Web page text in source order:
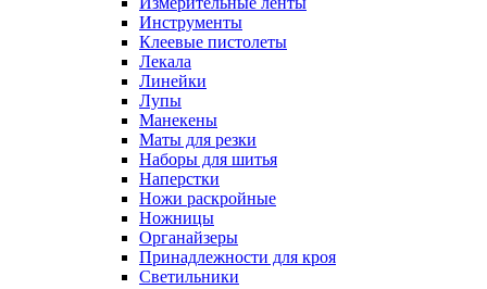
Инструменты
Клеевые пистолеты
Лекала
Линейки
Лупы
Манекены
Маты для резки
Наборы для шитья
Наперстки
Ножи раскройные
Ножницы
Органайзеры
Принадлежности для кроя
Светильники